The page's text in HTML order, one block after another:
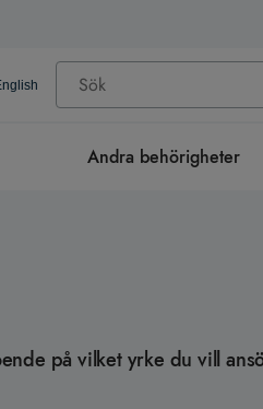
Andra behörigheter
på vilket yrke du vill